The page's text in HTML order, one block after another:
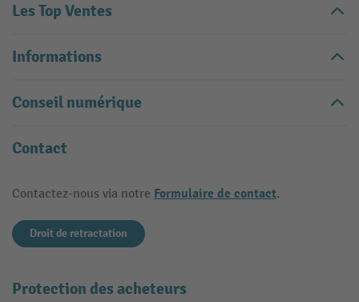
Les Top Ventes
Informations
Conseil numérique
Contact
Contactez-nous via notre Formulaire de contact.
Droit de retractation
Protection des acheteurs